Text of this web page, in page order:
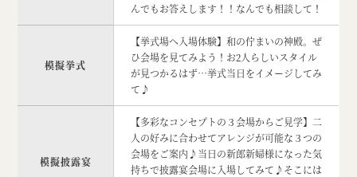
んでもお答えします！！なんでも相談して！
模擬挙式
【挙式場へ入場体験】和の佇まいの神殿。ぜ
ひ会場を見てみよう！お2人らしいスタイル
が見つかるはず…挙式当日をイメージしてみ
て♪
模擬披露宴
【多彩なコンセプトの３会場からご見学】二
人の好みに合わせてアレンジが可能な３つの
会場をご案内♪当日の新郎新婦様になった気
持ちで披露宴会場に入場してみて♪そこには